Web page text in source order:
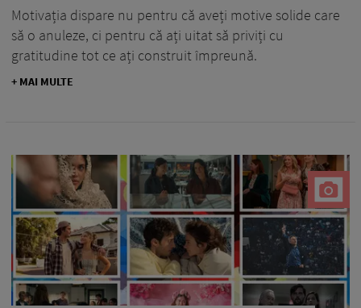
Motivația dispare nu pentru că aveți motive solide care
să o anuleze, ci pentru că ați uitat să priviți cu
gratitudine tot ce ați construit împreună.
+ MAI MULTE